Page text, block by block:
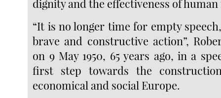
dignity and the effectiveness of
“It is no longer time for empty
brave and constructive action”,
on 9 May 1950, 65 years ago, in a
first step towards the
economical and social Europe.